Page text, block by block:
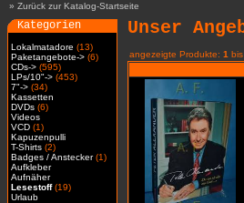
» Zurück zur Katalog-Startseite
Kategorien
Lokalmatadore (13)
Paketangebote-> (6)
CDs-> (595)
LPs/10"-> (453)
7"-> (34)
Kassetten
DVDs (6)
Videos
VCD (1)
Kapuzenpulli
T-Shirts (2)
Badges / Anstecker(1)
Aufkleber
Aufnäher
Lesestoff(19)
Urlaub
Unser
angezeigte Produkte: 1 bis